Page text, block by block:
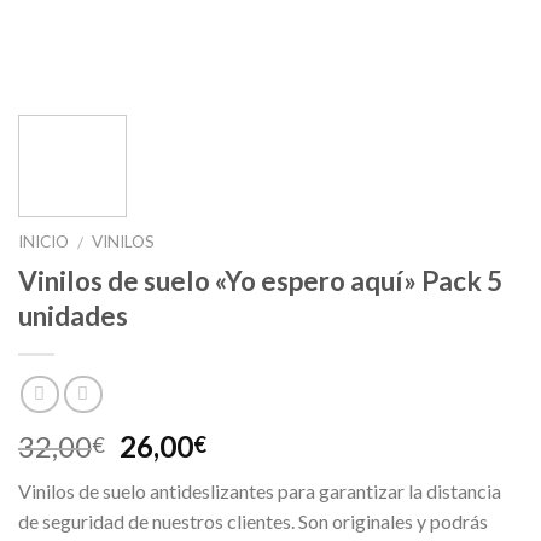
INICIO / VINILOS
Vinilos de suelo «Yo espero aquí» Pack 5
unidades
32,00€ 26,00€
Vinilos de suelo antideslizantes para garantizar la distancia
de seguridad de nuestros clientes. Son originales y podrás